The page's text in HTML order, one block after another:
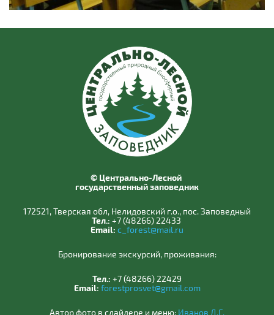
© Центрально-Лесной
государственный заповедник
172521, Тверская обл, Нелидовский г.о., пос. Заповедный
Тел.: +7 (48266) 22433
Email: c_forest@mail.ru
Бронирование экскурсий, проживания:
Тел.: +7 (48266) 22429
Email: forestprosvet@gmail.com
Автор фото в слайдере и меню: Иванов Д.Г.